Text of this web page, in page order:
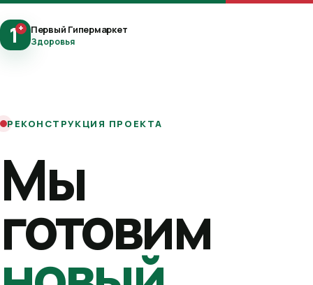
1+ Первый Гипермаркет
Здоровья
РЕКОНСТРУКЦИЯ ПРОЕКТА
Мы
готовим